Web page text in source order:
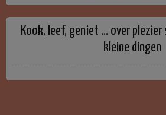
Kook, leef, geniet … over plezier
kleine dingen